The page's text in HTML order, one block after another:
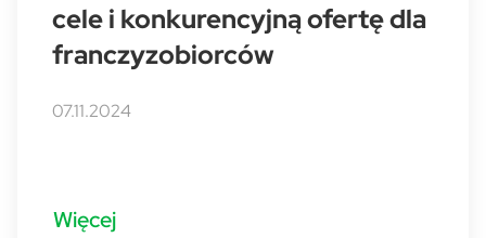
cele i konkurencyjną ofertę dla
franczyzobiorców
07.11.2024
Więcej